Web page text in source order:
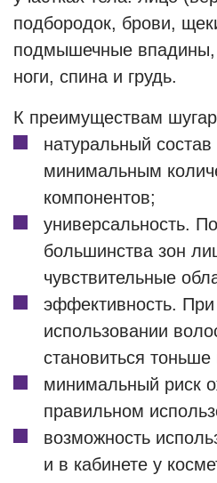
подбородок, брови,
подмышечные впадины,
ноги, спина и грудь.
К преимуществам
натуральный
минимальным
компонентов;
универсальность.
большинства зон
чувствительные
эффективность.
использовании
становиться
минимальный риск
правильном
возможность
и в кабинете у